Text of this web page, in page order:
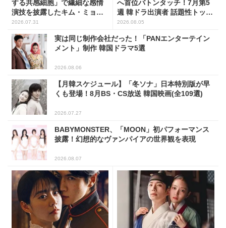
する共感細胞」で繊細な感情
演技を披露したキム・ミョン
スが1位！
2026.07.31
へ首位バトンタッチ！7月第5
週 韓ドラ出演者 話題性トップ
5
2026.08.05
実は同じ制作会社だった！「PANエンターテイン
メント」制作 韓国ドラマ5選
2026.08.06
【月韓スケジュール】「冬ソナ」日本特別版が早
くも登場！8月BS・CS放送 韓国映画(全109選)
2026.07.27
BABYMONSTER、「MOON」初パフォーマンス
披露！幻想的なヴァンパイアの世界観を表現
2026.08.07